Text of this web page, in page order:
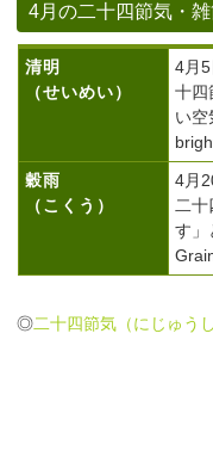
4月の二十四節気・雑
清明
（せいめい）
4月
十四
い空
穀雨
（こくう）
4月
二
す」
◎二十四節気（にじゅう